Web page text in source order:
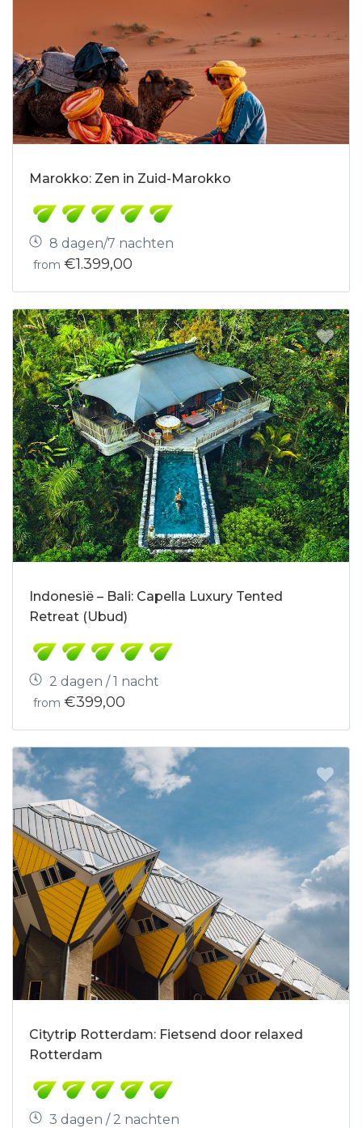
Marokko: Zen in Zuid-Marokko
8 dagen/7 nachten
from €1.399,00
Indonesië – Bali: Capella Luxury Tented
Retreat (Ubud)
2 dagen / 1 nacht
from €399,00
Citytrip Rotterdam: Fietsend door relaxed
Rotterdam
3 dagen / 2 nachten